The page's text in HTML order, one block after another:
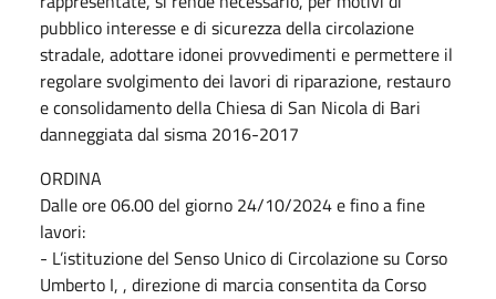
pubblico interesse e di sicurezza della circolazione
stradale, adottare idonei provvedimenti e permettere il
regolare svolgimento dei lavori di riparazione, restauro
e consolidamento della Chiesa di San Nicola di Bari
danneggiata dal sisma 2016-2017
ORDINA
Dalle ore 06.00 del giorno 24/10/2024 e fino a fine
lavori:
- L’istituzione del Senso Unico di Circolazione su Corso
Umberto I, , direzione di marcia consentita da Corso